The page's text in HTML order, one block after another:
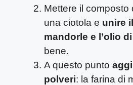
Mettere il composto
una ciotola e unire
mandorle e l’olio
bene.
A questo punto
polveri: la farina di